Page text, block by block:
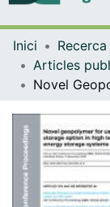
Inici Recerca